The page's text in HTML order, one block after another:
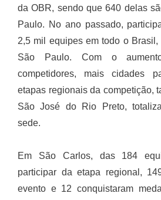
da OBR, sendo que 640 delas
Paulo. No ano passado,
2,5 mil equipes em todo o
São Paulo. Com o
competidores, mais cidades
etapas regionais da competição,
São José do Rio Preto,
sede.
Em São Carlos, das 184
participar da etapa regional,
evento e 12 conquistaram